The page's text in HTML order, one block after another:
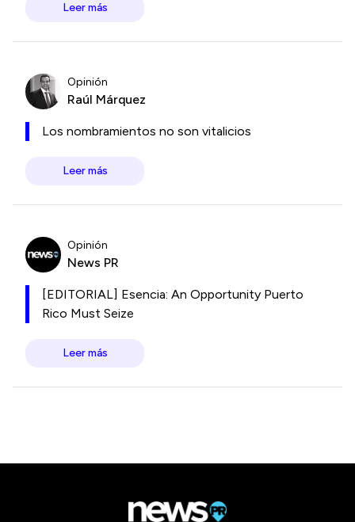
Leer más
Opinión
Raúl Márquez
Los nombramientos no son vitalicios
Leer más
Opinión
News PR
[EDITORIAL] Esencia: An Opportunity Puerto
Rico Must Seize
Leer más